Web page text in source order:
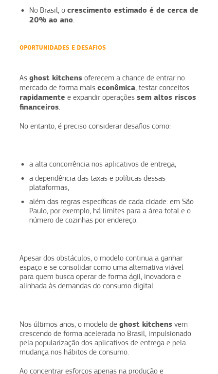
No Brasil, o crescimento estimado é de cerca de
20% ao ano.
OPORTUNIDADES E DESAFIOS
As ghost kitchens oferecem a chance de entrar no
mercado de forma mais econômica, testar conceitos
rapidamente e expandir operações sem altos riscos
financeiros.
No entanto, é preciso considerar desafios como:
a alta concorrência nos aplicativos de entrega,
a dependência das taxas e políticas dessas
plataformas,
além das regras específicas de cada cidade: em São
Paulo, por exemplo, há limites para a área total e o
número de cozinhas por endereço.
Apesar dos obstáculos, o modelo continua a ganhar
espaço e se consolidar como uma alternativa viável
para quem busca operar de forma ágil, inovadora e
alinhada às demandas do consumo digital.
Nos últimos anos, o modelo de ghost kitchens vem
crescendo de forma acelerada no Brasil, impulsionado
pela popularização dos aplicativos de entrega e pela
mudança nos hábitos de consumo.
Ao concentrar esforços apenas na produção e